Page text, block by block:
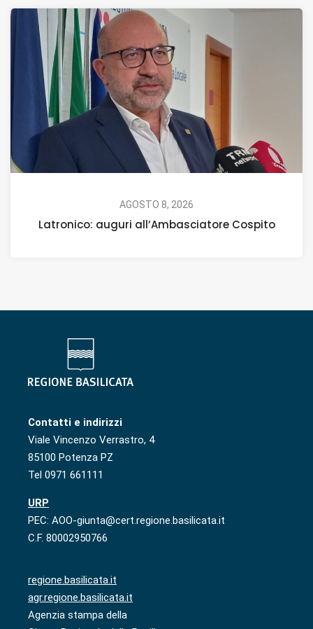
AGOSTO 8, 2026
Latronico: auguri all’Ambasciatore Cospito
Contatti e indirizzi
Viale Vincenzo Verrastro, 4
85100 Potenza PZ
Tel 0971 661111
URP
PEC: AOO-giunta@cert.regione.basilicata.it
C.F. 80002950766
regione.basilicata.it
agr.regione.basilicata.it
Agenzia stampa della